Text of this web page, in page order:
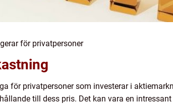
för privatpersoner
för privatpersoner som investerar i
till dess pris. Det kan vara en